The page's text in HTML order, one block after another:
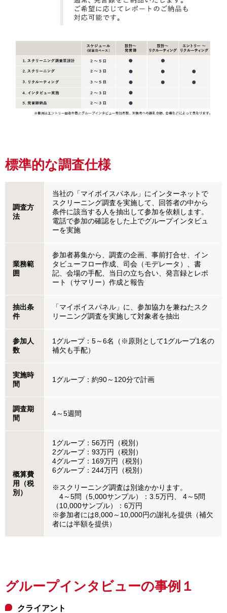
標準的な調査仕様
調査方
法
当社の「マイボイスパネル」にインターネットで
スクリーニング調査を実施して、回答者の中から
条件に該当する人を抽出して参加を依頼します。
電話で参加の確認をした上でグループインタビュ
ーを実施
業務範
囲
参加者募集から、調査の企画、事前打合せ、イン
タビューフロー作成、司会（モデレータ）、書
記、会場の手配、当日の立ち合い、発言録とレポ
ート（サマリー）作成と報告
抽出条
件
「マイボイスパネル」に、参加協力を兼ねたスク
リーニング調査を実施して対象者を抽出
参加人
数
1グループ：5～6名（※原則として1グループ1名の
補欠も手配）
実施時
間
1グループ：約90～120分で計画
調査期
間
4～5週間
概算費
用（税
別）
1グループ：56万円（税別）
2グループ：93万円（税別）
4グループ：169万円（税別）
6グループ：244万円（税別）
※スクリーニング調査は別途かかります。
4～5問（5,000サンプル）：3.5万円、 4～5問
（10,000サンプル）：6万円
※参加者には8,000～10,000円の謝礼を提供（補欠
者には半額を提供）
グループインタビューの事例１
クライアント